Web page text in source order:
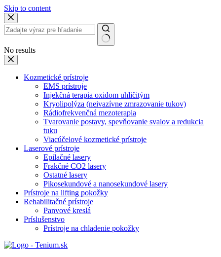
Skip to content
No results
Kozmetické prístroje
EMS prístroje
Injekčná terapia oxidom uhličitým
Kryolipolýza (neivazívne zmrazovanie tukov)
Rádiofrekvenčná mezoterapia
Tvarovanie postavy, spevňovanie svalov a redukcia
tuku
Viacúčelové kozmetické prístroje
Laserové prístroje
Epilačné lasery
Frakčné CO2 lasery
Ostatné lasery
Pikosekundové a nanosekundové lasery
Prístroje na lifting pokožky
Rehabilitačné prístroje
Panvové kreslá
Príslušenstvo
Prístroje na chladenie pokožky